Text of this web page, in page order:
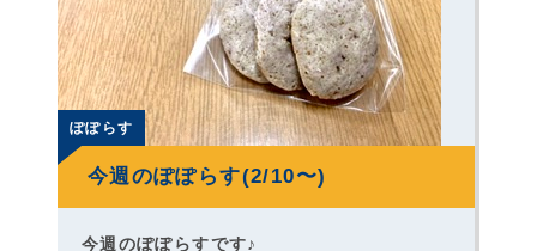
ぽぽらす
今週のぽぽらす(2/10〜)
今週のぽぽらすです♪